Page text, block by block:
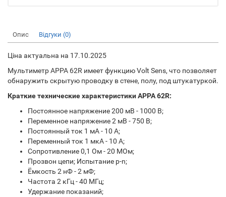
Опис Відгуки (0)
Ціна актуальна на 17.10.2025
Мультиметр APPA 62R имеет функцию Volt Sens, что позволяет
обнаружить скрытую проводку в стене, полу, под штукатуркой.
Краткие технические характеристики APPA 62R:
Постоянное напряжение 200 мВ - 1000 В;
Переменное напряжение 2 мВ - 750 В;
Постоянный ток 1 мА - 10 А;
Переменный ток 1 мкА - 10 А;
Сопротивление 0,1 Ом - 20 МОм;
Прозвон цепи; Испытание p-n;
Ёмкость 2 нФ - 2 мФ;
Частота 2 кГц - 40 МГц;
Удержание показаний;